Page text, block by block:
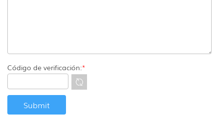
Código de verificación:*